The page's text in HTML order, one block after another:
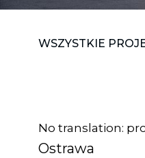
WSZYSTKIE
No translation:
Ostrawa